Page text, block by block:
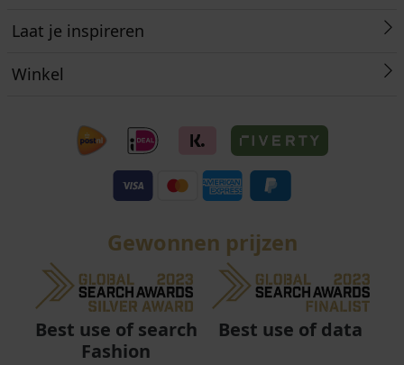
Laat je inspireren
Winkel
Gewonnen prijzen
Best use of search
Fashion
Best use of data